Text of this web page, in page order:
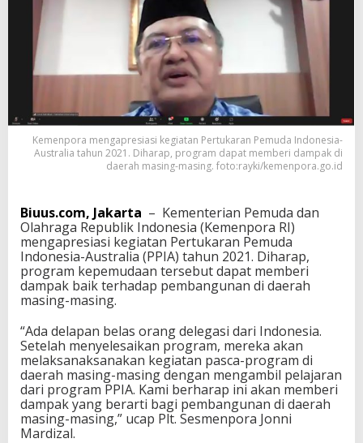
e
r
t
u
k
a
r
a
n
P
e
d
a
I
n
d
o
n
a
-
A
u
s
Kemenpora mengapresiasi kegiatan Pertukaran Pemuda Indonesia-
Australia tahun 2021. Diharap, program dapat memberi dampak di
daerah masing-masing. foto:rayki/kemenpora.go.id
Biuus.com, Jakarta – Kementerian Pemuda dan
Olahraga Republik Indonesia (Kemenpora RI)
mengapresiasi kegiatan Pertukaran Pemuda
Indonesia-Australia (PPIA) tahun 2021. Diharap,
program kepemudaan tersebut dapat memberi
dampak baik terhadap pembangunan di daerah
masing-masing.
“Ada delapan belas orang delegasi dari Indonesia.
Setelah menyelesaikan program, mereka akan
melaksanaksanakan kegiatan pasca-program di
daerah masing-masing dengan mengambil pelajaran
dari program PPIA. Kami berharap ini akan memberi
dampak yang berarti bagi pembangunan di daerah
masing-masing,” ucap Plt. Sesmenpora Jonni
Mardizal.